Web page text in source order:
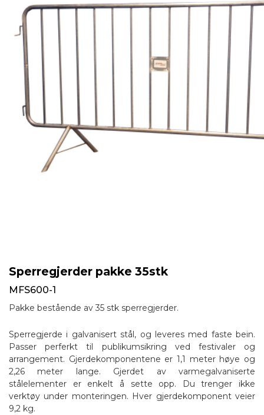
Sperregjerder pakke 35stk
MFS600-1
Pakke bestående av 35 stk sperregjerder.
Sperregjerde i galvanisert stål, og leveres med faste bein.
Passer perferkt til publikumsikring ved festivaler og
arrangement. Gjerdekomponentene er 1,1 meter høye og
2,26 meter lange. Gjerdet av varmegalvaniserte
stålelementer er enkelt å sette opp. Du trenger ikke
verktøy under monteringen. Hver gjerdekomponent veier
9,2 kg.